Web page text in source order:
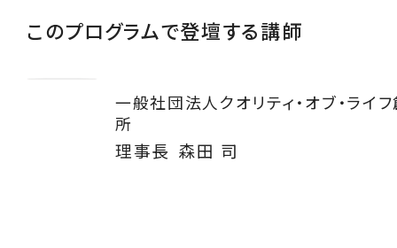
このプログラムで登壇する講師
一般社団法人クオリティ・オブ・ライ
所
理事長 森田 司